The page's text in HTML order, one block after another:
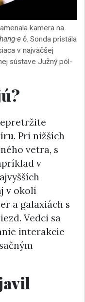
kamera na
e 6. Sonda pristála
v najväčšej
sústave Južný pól-
. Pri nižších
vetra, s
v
v okolí
a galaxiách s
Vedci sa
interakcie